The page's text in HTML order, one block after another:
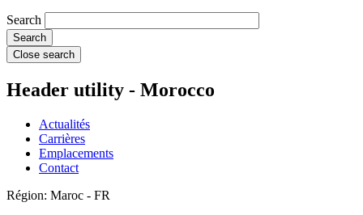
Search
Close search
Header utility - Morocco
Actualités
Carrières
Emplacements
Contact
Région: Maroc - FR